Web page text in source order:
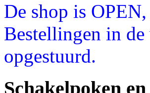
De shop is
Bestellingen in
opgestuurd.
Schakelpoken